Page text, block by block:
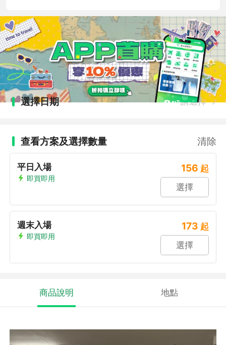
選擇日期 請選擇
查看方案及選擇數量 清除
平日入場
即買即用
156 起
選擇
週末入場
即買即用
173 起
選擇
商品說明 地點